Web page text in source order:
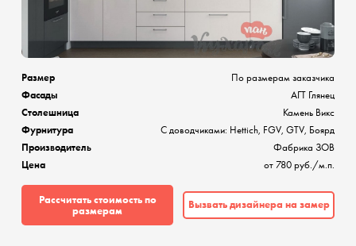
Размер
По размерам заказчика
Фасады
АГТ Глянец
Столешница
Камень Викс
Фурнитура
C доводчиками: Hettich, FGV, GTV, Боярд
Производитель
Фабрика ЗОВ
Цена
от 780 руб./м.п.
Рассчитать стоимость по
размерам
Вызвать дизайнера на замер